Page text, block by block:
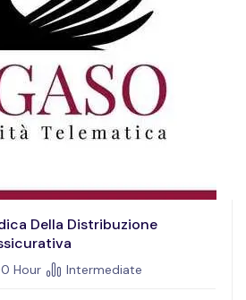
Della Distribuzione
Hour Intermediate